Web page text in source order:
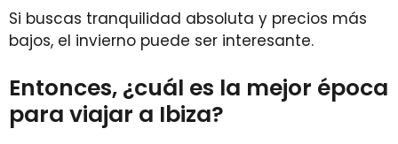
Si buscas tranquilidad absoluta y precios más
bajos, el invierno puede ser interesante.
Entonces, ¿cuál es la mejor época
para viajar a Ibiza?